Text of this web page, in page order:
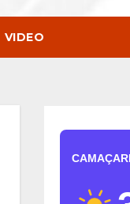
VIDEO
CAMAÇARI